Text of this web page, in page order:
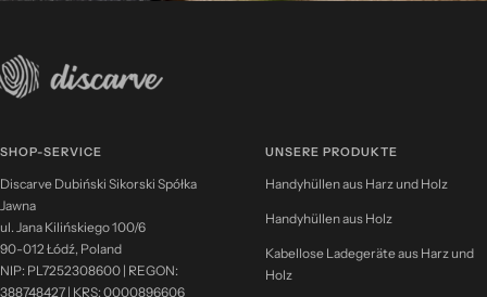
SHOP-SERVICE
Discarve Dubiński Sikorski Spółka
Jawna
ul. Jana Kilińskiego 100/6
90-012 Łódź, Poland
NIP: PL7252308600 | REGON:
388748427 | KRS: 0000896606
UNSERE PRODUKTE
Handyhüllen aus Harz und Holz
Handyhüllen aus Holz
Kabellose Ladegeräte aus Harz und
Holz